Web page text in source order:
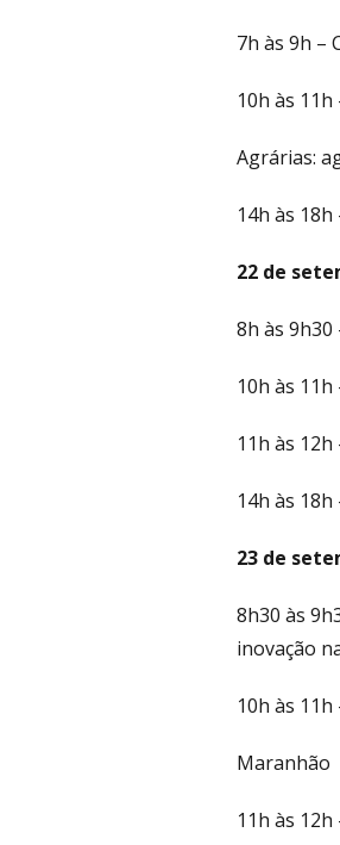
7h às 9h –
10h às
Agrárias:
14h às
22 de
8h às
10h às
11h às
14h às
23 de
8h30 às
inovação
10h às
Maranhão
11h às